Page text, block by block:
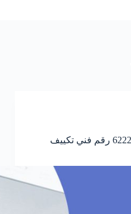
فني تكييف الرقعي 62224041 رقم فني تكييف